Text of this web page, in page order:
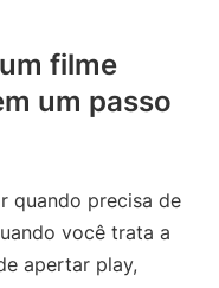
filme
um passo
quando precisa de
você trata a
apertar play,